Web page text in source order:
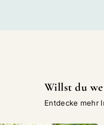
Willst du
Entdecke mehr